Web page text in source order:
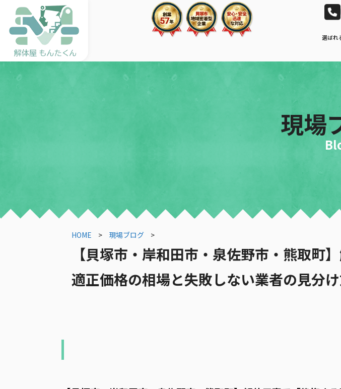
選ばれ
現場
HOME > 現場ブログ >
【貝塚市・岸和田市・泉佐野市・熊取町
適正価格の相場と失敗しない業者の見分